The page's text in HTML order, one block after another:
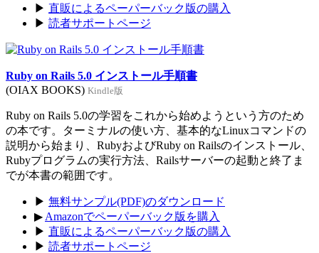
▶ 直販によるペーパーバック版の購入
▶ 読者サポートページ
Ruby on Rails 5.0 インストール手順書
(OIAX BOOKS) Kindle版
Ruby on Rails 5.0の学習をこれから始めようという方のため
の本です。ターミナルの使い方、基本的なLinuxコマンドの
説明から始まり、RubyおよびRuby on Railsのインストール、
Rubyプログラムの実行方法、Railsサーバーの起動と終了ま
でが本書の範囲です。
▶ 無料サンプル(PDF)のダウンロード
▶ Amazonでペーパーバック版を購入
▶ 直販によるペーパーバック版の購入
▶ 読者サポートページ